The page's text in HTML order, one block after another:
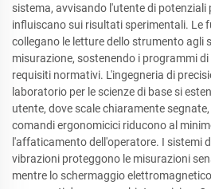
sistema, avvisando l'utente di potenziali
influiscano sui risultati sperimentali. Le
collegano le letture dello strumento agli
misurazione, sostenendo i programmi
requisiti normativi. L'ingegneria di
laboratorio per le scienze di base si
utente, dove scale chiaramente
comandi ergonomicici riducono al
l'affaticamento dell'operatore. I sistemi
vibrazioni proteggono le misurazioni
mentre lo schermaggio